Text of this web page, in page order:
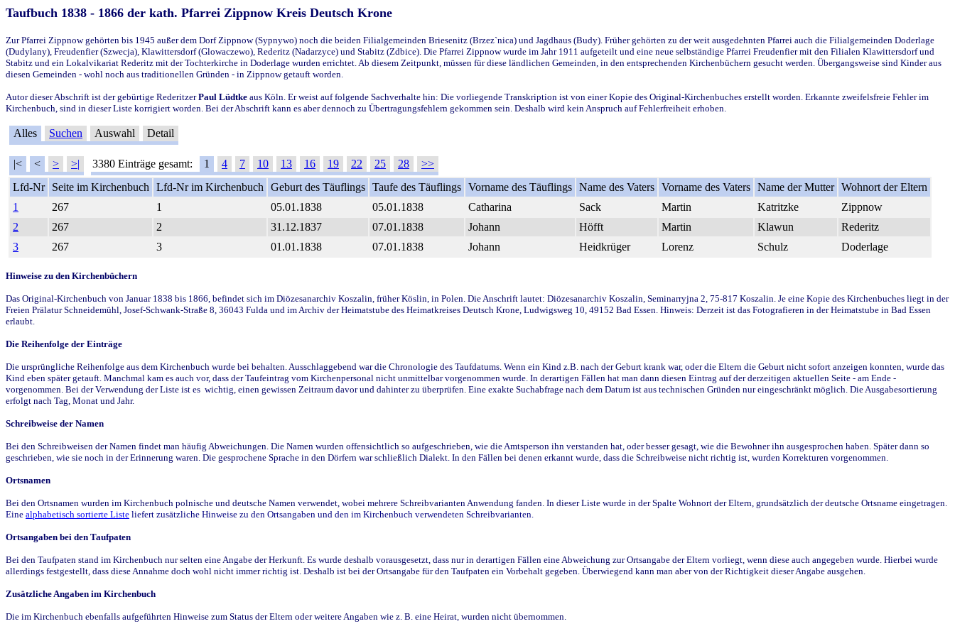
Taufbuch 1838 - 1866 der kath. Pfarrei Zippnow Kreis Deutsch Krone
Zur Pfarrei Zippnow gehörten bis 1945 außer dem Dorf Zippnow (Sypnywo) noch die beiden Filialgemeinden Briesenitz (Brzez`nica) und Jagdhaus (Budy). Früher gehörten zu der weit ausgedehnten Pfarrei auch die Filialgemeinden Doderlage
(Dudylany), Freudenfier (Szwecja), Klawittersdorf (Glowaczewo), Rederitz (Nadarzyce) und Stabitz (Zdbice). Die Pfarrei Zippnow wurde im Jahr 1911 aufgeteilt und eine neue selbständige Pfarrei Freudenfier mit den Filialen Klawittersdorf und
Stabitz und ein Lokalvikariat Rederitz mit der Tochterkirche in Doderlage wurden errichtet. Ab diesem Zeitpunkt, müssen für diese ländlichen Gemeinden, in den entsprechenden Kirchenbüchern gesucht werden. Übergangsweise sind Kinder aus
diesen Gemeinden - wohl noch aus traditionellen Gründen - in Zippnow getauft worden.
Autor dieser Abschrift ist der gebürtige RederitzerPaul Lüdtke aus Köln. Er weist auf folgende Sachverhalte hin: Die vorliegende Transkription ist von einer Kopie des Original-Kirchenbuches erstellt worden. Erkannte zweifelsfreie Fehler im
Kirchenbuch, sind in dieser Liste korrigiert worden. Bei der Abschrift kann es aber dennoch zu Übertragungsfehlern gekommen sein. Deshalb wird kein Anspruch auf Fehlerfreiheit erhoben.
Alles Suchen Auswahl Detail
|< < > >| 3380 Einträge gesamt: 1 4 7 10 13 16 19 22 25 28
>>
Lfd-Nr
Seite im Kirchenbuch Lfd-Nr im Kirchenbuch Geburt des Täuflings Taufe des Täuflings Vorname des Täuflings Name des Vaters Vorname des Vaters Name der Mutter Wohnort der Eltern
1
267 1 05.01.1838 05.01.1838 Catharina Sack Martin Katritzke
Zippnow
2
267 2 31.12.1837 07.01.1838 Johann Höfft Martin Klawun
Rederitz
3
267 3 01.01.1838 07.01.1838 Johann Heidkrüger Lorenz Schulz Doderlage
Hinweise zu den Kirchenbüchern
Das Original-Kirchenbuch von Januar 1838 bis 1866, befindet sich im Diözesanarchiv Koszalin, früher Köslin, in Polen. Die Anschrift lautet: Diözesanarchiv Koszalin, Seminarryjna 2, 75-817 Koszalin. Je eine Kopie des Kirchenbuches liegt in der
Freien Prälatur Schneidemühl, Josef-Schwank-Straße 8, 36043 Fulda und im Archiv der Heimatstube des Heimatkreises Deutsch Krone, Ludwigsweg 10, 49152 Bad Essen. Hinweis: Derzeit ist das Fotografieren in der Heimatstube in Bad Essen
erlaubt.
Die Reihenfolge der Einträge
Die ursprüngliche Reihenfolge aus dem Kirchenbuch wurde bei behalten. Ausschlaggebend war die Chronologie des Taufdatums. Wenn ein Kind z.B. nach der Geburt krank war, oder die Eltern die Geburt nicht sofort anzeigen konnten, wurde das
Kind eben später getauft. Manchmal kam es auch vor, dass der Taufeintrag vom Kirchenpersonal nicht unmittelbar vorgenommen wurde. In derartigen Fällen hat man dann diesen Eintrag auf der derzeitigen aktuellen Seite - am Ende -
vorgenommen. Bei der Verwendung der Liste ist es wichtig, einen gewissen Zeitraum davor und dahinter zu überprüfen. Eine exakte Suchabfrage nach dem Datum ist aus technischen Gründen nur eingeschränkt möglich. Die Ausgabesortierung
erfolgt nach Tag, Monat und Jahr.
Schreibweise der Namen
Bei den Schreibweisen der Namen findet man häufig Abweichungen. Die Namen wurden offensichtlich so aufgeschrieben, wie die Amtsperson ihn verstanden hat, oder besser gesagt, wie die Bewohner ihn ausgesprochen haben. Später dann so
geschrieben, wie sie noch in der Erinnerung waren. Die gesprochene Sprache in den Dörfern war schließlich Dialekt. In den Fällen bei denen erkannt wurde, dass die Schreibweise nicht richtig ist, wurden Korrekturen vorgenommen.
Ortsnamen
Bei den Ortsnamen wurden im Kirchenbuch polnische und deutsche Namen verwendet, wobei mehrere Schreibvarianten Anwendung fanden. In dieser Liste wurde in der Spalte Wohnort der Eltern, grundsätzlich der deutsche Ortsname eingetragen.
Eine alphabetisch sortierte Liste liefert zusätzliche Hinweise zu den Ortsangaben und den im Kirchenbuch verwendeten Schreibvarianten.
Ortsangaben bei den Taufpaten
Bei den Taufpaten stand im Kirchenbuch nur selten eine Angabe der Herkunft. Es wurde deshalb vorausgesetzt, dass nur in derartigen Fällen eine Abweichung zur Ortsangabe der Eltern vorliegt, wenn diese auch angegeben wurde. Hierbei wurde
allerdings festgestellt, dass diese Annahme doch wohl nicht immer richtig ist. Deshalb ist bei der Ortsangabe für den Taufpaten ein Vorbehalt gegeben. Überwiegend kann man aber von der Richtigkeit dieser Angabe ausgehen.
Zusätzliche Angaben im Kirchenbuch
Die im Kirchenbuch ebenfalls aufgeführten Hinweise zum Status der Eltern oder weitere Angaben wie z. B. eine Heirat, wurden nicht übernommen.